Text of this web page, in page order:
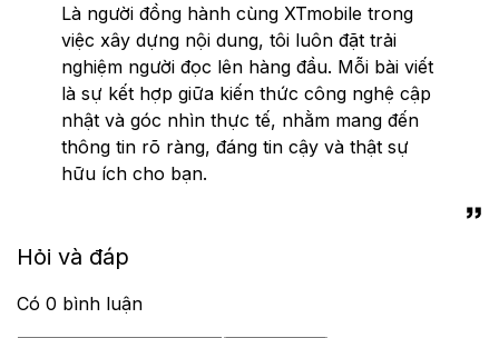
Là người đồng hành cùng XTmobile trong
việc xây dựng nội dung, tôi luôn đặt trải
nghiệm người đọc lên hàng đầu. Mỗi bài viết
là sự kết hợp giữa kiến thức công nghệ cập
nhật và góc nhìn thực tế, nhằm mang đến
thông tin rõ ràng, đáng tin cậy và thật sự
hữu ích cho bạn.
Hỏi và đáp
Có 0 bình luận